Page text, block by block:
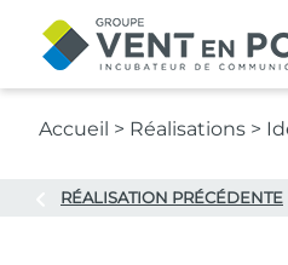
Accueil > Réalisations >
RÉALISATION PRÉCÉDENTE